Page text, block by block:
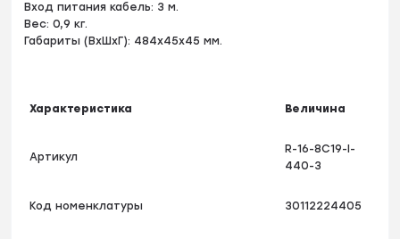
Вход питания кабель: 3 м.
Вес: 0,9 кг.
Габариты (ВхШхГ): 484х45х45 мм.
Характеристика Величина
Артикул
R-16-8C19-I-
440-3
Код номенклатуры 30112224405